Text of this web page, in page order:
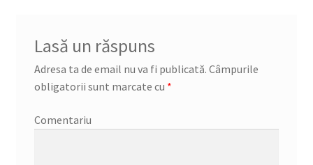
Lasă un răspuns
Adresa ta de email nu va fi publicată. Câmpurile
obligatorii sunt marcate cu *
Comentariu